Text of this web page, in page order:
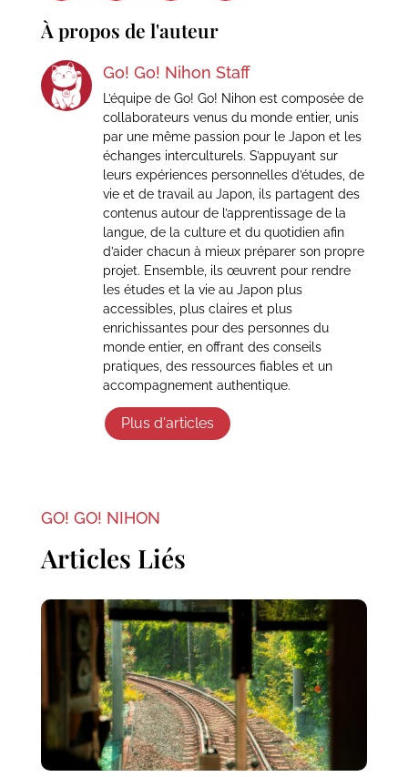
À propos de l'auteur
Go! Go! Nihon Staff
L’équipe de Go! Go! Nihon est composée de
collaborateurs venus du monde entier, unis
par une même passion pour le Japon et les
échanges interculturels. S’appuyant sur
leurs expériences personnelles d’études, de
vie et de travail au Japon, ils partagent des
contenus autour de l’apprentissage de la
langue, de la culture et du quotidien afin
d’aider chacun à mieux préparer son propre
projet. Ensemble, ils œuvrent pour rendre
les études et la vie au Japon plus
accessibles, plus claires et plus
enrichissantes pour des personnes du
monde entier, en offrant des conseils
pratiques, des ressources fiables et un
accompagnement authentique.
Plus d'articles
GO! GO! NIHON
Articles Liés